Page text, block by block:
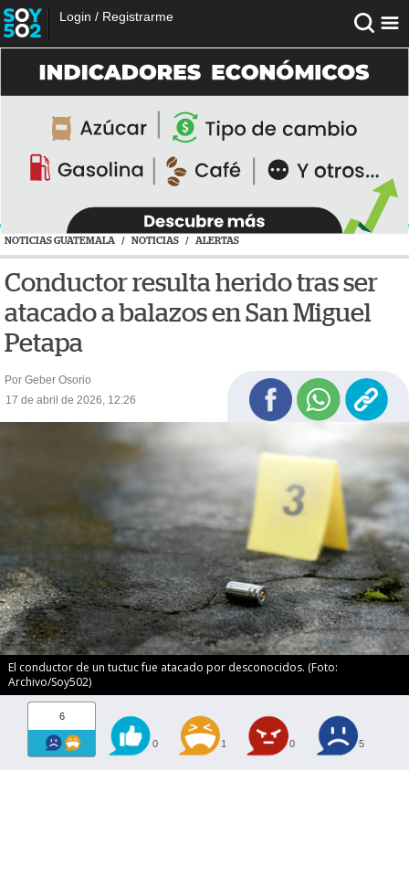
Login / Registrarme
NOTICIAS GUATEMALA / NOTICIAS / ALERTAS
Conductor resulta herido tras ser
atacado a balazos en San Miguel
Petapa
Por Geber Osorio
17 de abril de 2026, 12:26
El conductor de un tuctuc fue atacado por desconocidos. (Foto:
Archivo/Soy502)
6
0 1 0 5